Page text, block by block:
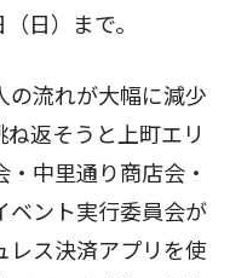
日）まで。
流れが大幅に減少
返そうと上町エリ
中里通り商店会・
ベント実行委員会が
レス決済アプリを使